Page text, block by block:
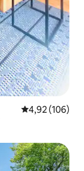
4,92 av 5 i
4,92 (106)